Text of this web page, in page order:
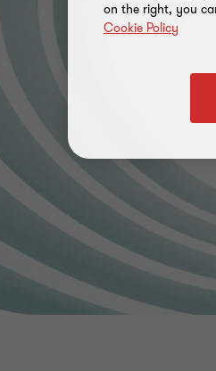
on the right, you
Cookie Policy